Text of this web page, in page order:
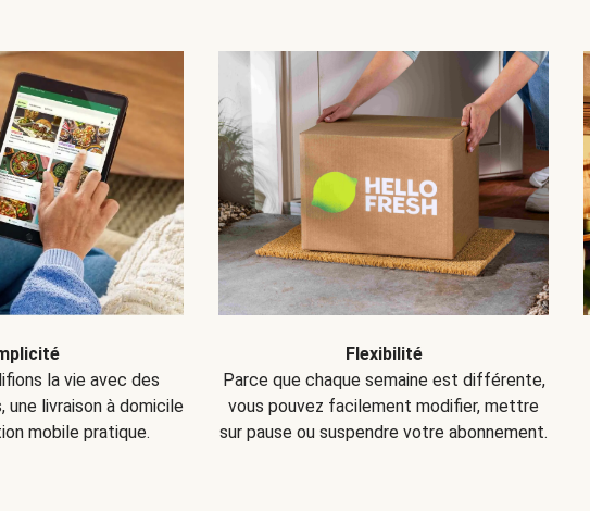
la vie avec des
livraison à domicile
mobile pratique.
Flexibilité
Parce que chaque semaine est différente,
vous pouvez facilement modifier, mettre
sur pause ou suspendre votre abonnement.